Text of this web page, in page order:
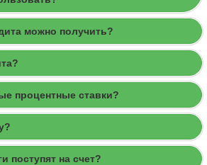
можно получить?
процентные ставки?
поступят на счет?